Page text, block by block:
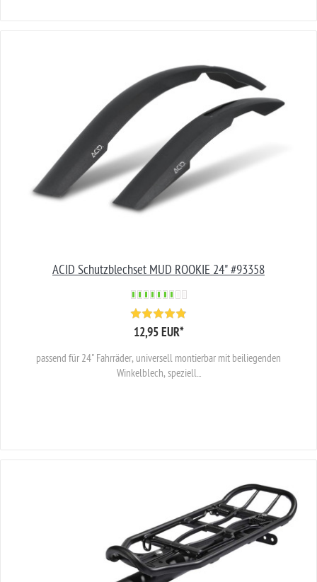
ACID Schutzblechset MUD ROOKIE 24" #93358
12,95 EUR*
passend für 24" Fahrräder, universell montierbar mit beiliegenden
Winkelblech, speziell...